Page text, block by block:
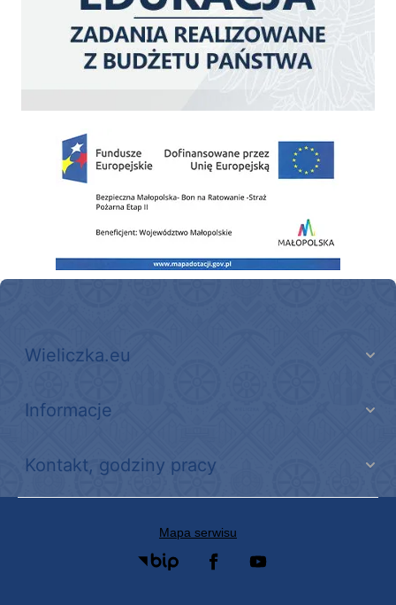
Zakup fabrycznie nowego, średniego samochodu ratowniczo-gaśniczego z
Wieliczka.eu
Informacje
Kontakt, godziny pracy
Mapa serwisu